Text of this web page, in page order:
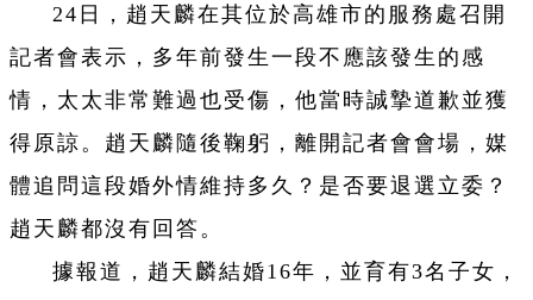
24日，趙天麟在其位於高雄市的服務處召開
記者會表示，多年前發生一段不應該發生的感
情，太太非常難過也受傷，他當時誠摯道歉並獲
得原諒。趙天麟隨後鞠躬，離開記者會會場，媒
體追問這段婚外情維持多久？是否要退選立委？
趙天麟都沒有回答。
據報道，趙天麟結婚16年，並育有3名子女，